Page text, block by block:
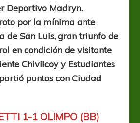
del
líder
Deportivo Madryn.
por la mínima ante
de San Luis, gran triunfo de
en condición de visitante
Chivilcoy y Estudiantes
puntos con Ciudad
1-1 OLIMPO (BB)